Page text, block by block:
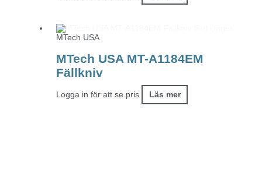
MTech USA
MTech USA MT-A1184EM
Fällkniv
Logga in för att se pris Läs mer